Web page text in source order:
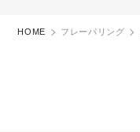
HOME フレーバリング